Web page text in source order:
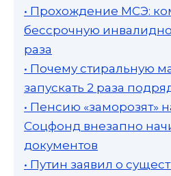
• Прохождение МСЭ:
бессрочную
раза
• Почему стиральную
запускать 2 раза
• Пенсию «заморозят»
Соцфонд внезапно
документов
• Путин заявил о